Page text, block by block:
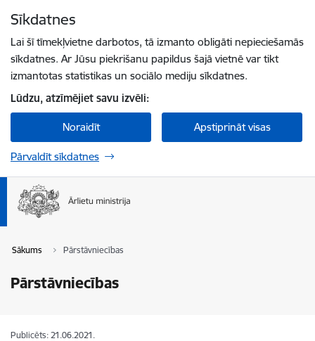
Sīkdatnes
Lai šī tīmekļvietne darbotos, tā izmanto obligāti nepieciešamās
sīkdatnes. Ar Jūsu piekrišanu papildus šajā vietnē var tikt
izmantotas statistikas un sociālo mediju sīkdatnes.
Lūdzu, atzīmējiet savu izvēli:
Noraidīt Apstiprināt visas
Pārvaldīt sīkdatnes
Sākums Pārstāvniecības
Pārstāvniecības
Publicēts: 21.06.2021.